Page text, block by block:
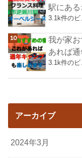
駅にある
3.1k件のビ
我が家
あれば通
3.1k件のビ
アーカイブ
2024年3月